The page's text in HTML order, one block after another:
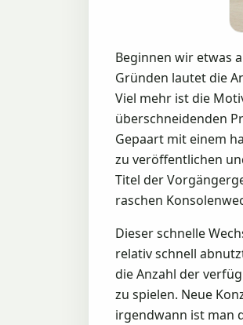
Beginnen wir etwas
Gründen lautet die
Viel mehr ist die
überschneidenden
Gepaart mit einem
zu veröffentlichen
Titel der
raschen
Dieser schnelle
relativ schnell
die Anzahl der
zu spielen. Neue
irgendwann ist man